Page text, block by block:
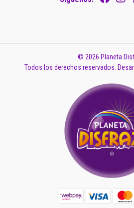
© 2026 Planeta
Todos los derechos reservados.